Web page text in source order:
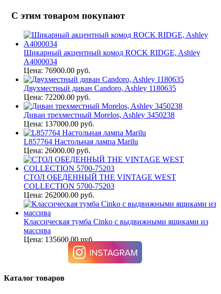
С этим товаром покупают
Шикарный акцентный комод ROCK RIDGE, Ashley
A4000034
Цена: 76900.00 руб.
Двухместный диван Candoro, Ashley 1180635
Цена: 72200.00 руб.
Диван трехместный Morelos, Ashley 3450238
Цена: 137000.00 руб.
L857764 Настольная лампа Marilu
Цена: 26000.00 руб.
СТОЛ ОБЕДЕННЫЙ THE VINTAGE WEST
COLLECTION 5700-75203
Цена: 262000.00 руб.
Классическая тумба Cinko с выдвижными ящиками из
массива
Цена: 135600.00 руб.
Каталог товаров